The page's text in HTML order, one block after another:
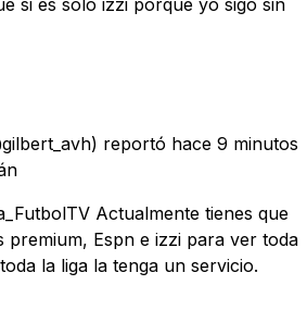
reportó hace 9 minutos
Actualmente tienes que
premium, Espn e izzi para ver toda
la liga la tenga un servicio.